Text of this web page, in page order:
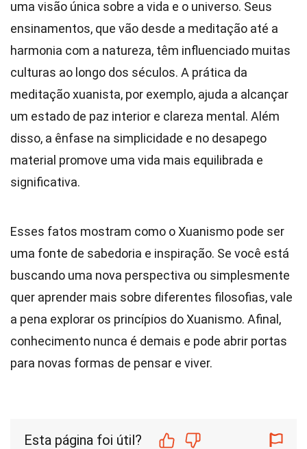
uma visão única sobre a vida e o universo. Seus
ensinamentos, que vão desde a meditação até a
harmonia com a natureza, têm influenciado muitas
culturas ao longo dos séculos. A prática da
meditação xuanista, por exemplo, ajuda a alcançar
um estado de paz interior e clareza mental. Além
disso, a ênfase na simplicidade e no desapego
material promove uma vida mais equilibrada e
significativa.
Esses fatos mostram como o Xuanismo pode ser
uma fonte de sabedoria e inspiração. Se você está
buscando uma nova perspectiva ou simplesmente
quer aprender mais sobre diferentes filosofias, vale
a pena explorar os princípios do Xuanismo. Afinal,
conhecimento nunca é demais e pode abrir portas
para novas formas de pensar e viver.
Esta página foi útil?